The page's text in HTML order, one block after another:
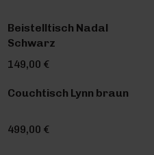
Beistelltisch Nadal
Schwarz
149,00 €
Couchtisch Lynn braun
499,00 €